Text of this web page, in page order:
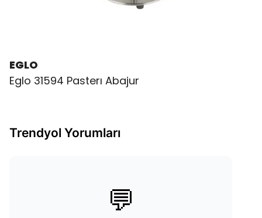
EGLO
Eglo 31594 Pasterı Abajur
Trendyol Yorumları
💬